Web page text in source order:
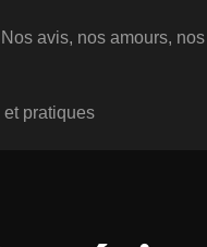
Nos avis, nos amours,
pratiques